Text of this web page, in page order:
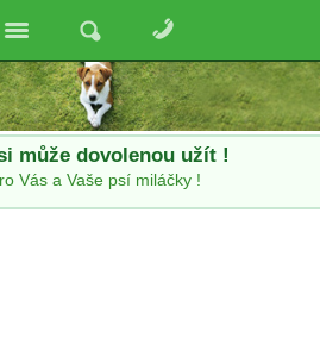
může dovolenou užít !
Vás a Vaše psí miláčky !